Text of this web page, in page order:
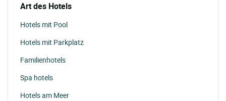
Art des Hotels
Hotels mit Pool
Hotels mit Parkplatz
Familienhotels
Spa hotels
Hotels am Meer